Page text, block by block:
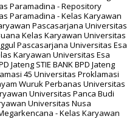
Paramadina - Repository
Paramadina - Kelas Karyawan
Pascasarjana Universitas
Kelas Karyawan Universitas
Pascasarjana Universitas Esa
Karyawan Universitas Esa
Jateng STIE BANK BPD Jateng
45 Universitas Proklamasi
Wuruk Perbanas Universitas
Universitas Panca Budi
Universitas Nusa
- Kelas Karyawan